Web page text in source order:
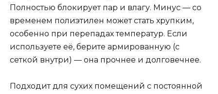
Полностью блокирует пар и влагу. Минус — со
временем полиэтилен может стать хрупким,
особенно при перепадах температур. Если
используете её, берите армированную (с
сеткой внутри) — она прочнее и долговечнее.
Подходит для сухих помещений с постоянной